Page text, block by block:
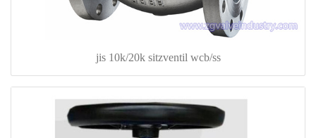
jis 10k/20k sitzventil wcb/ss